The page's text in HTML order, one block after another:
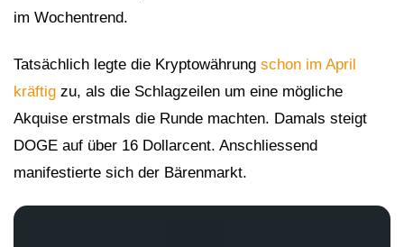
im Wochentrend.
Tatsächlich legte die Kryptowährung schon im April
kräftig zu, als die Schlagzeilen um eine mögliche
Akquise erstmals die Runde machten. Damals steigt
DOGE auf über 16 Dollarcent. Anschliessend
manifestierte sich der Bärenmarkt.